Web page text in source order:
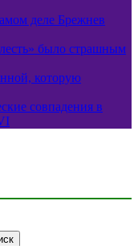
деле Брежнев
было страшным
которую
совпадения в